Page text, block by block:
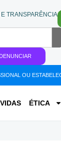
TRANSPARÊNCIA
OU
ÉTICA